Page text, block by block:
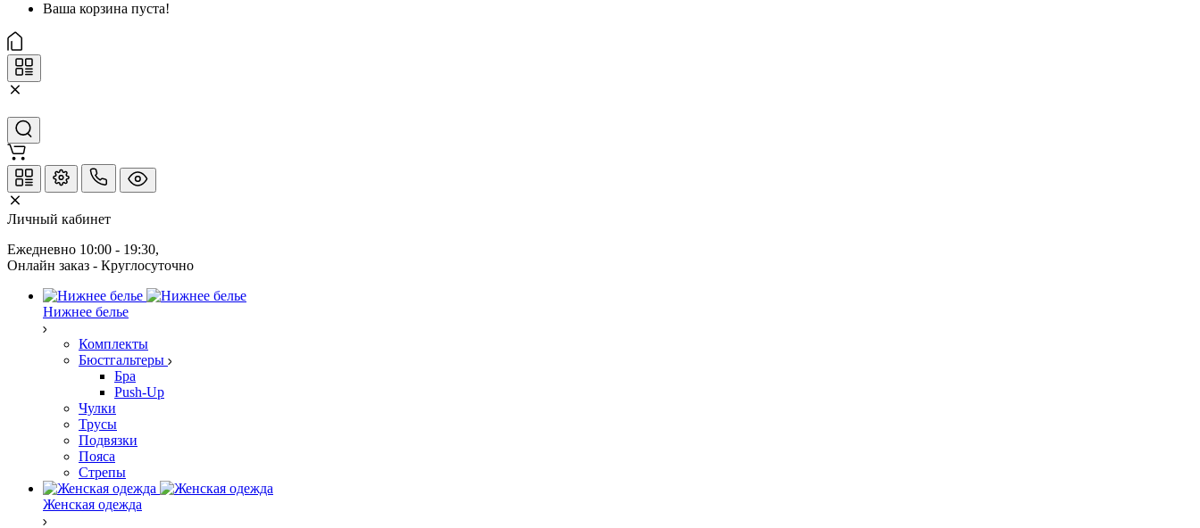
Ваша корзина пуста!
Личный кабинет
Ежедневно 10:00 - 19:30,
Онлайн заказ - Круглосуточно
Нижнее белье
Комплекты
Бюстгальтеры
Бра
Push-Up
Чулки
Трусы
Подвязки
Пояса
Стрепы
Женская одежда